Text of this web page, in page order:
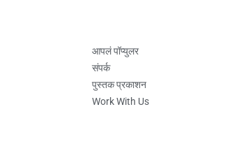
आपलं पॉप्युलर
संपर्क
पुस्तक प्रकाशन
Work With Us